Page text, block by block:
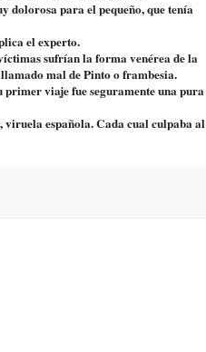
dolorosa para el pequeño, que tenía
el experto.
sufrían la forma venérea de la
mal de Pinto o frambesia.
primer viaje fue seguramente una pura
viruela española. Cada cual culpaba al